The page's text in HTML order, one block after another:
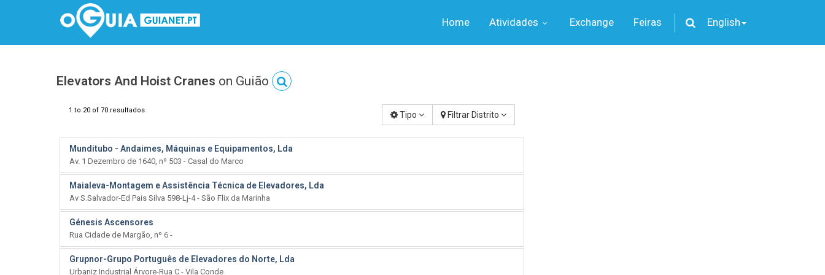
Home Atividades Exchange Feiras English
Elevators And Hoist Cranes on Guião
1 to 20 of 70 resultados Tipo Filtrar Distrito
Munditubo - Andaimes, Máquinas e Equipamentos, Lda
Av. 1 Dezembro de 1640, nº 503 - Casal do Marco
Maialeva-Montagem e Assistência Técnica de Elevadores, Lda
Av S.Salvador-Ed Pais Silva 598-Lj-4 - São Flix da Marinha
Génesis Ascensores
Rua Cidade de Margão, nº 6 -
Grupnor-Grupo Português de Elevadores do Norte, Lda
Urbaniz Industrial Árvore-Rua C - Vila Conde